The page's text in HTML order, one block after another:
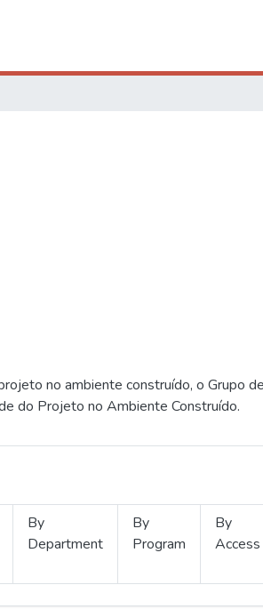
no ambiente construído, o Grupo
do Projeto no Ambiente Construído.
By
Department
By
Program
By
Access